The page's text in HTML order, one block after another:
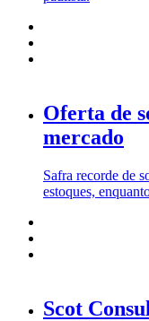
Oferta de
mercado
Safra recorde de
estoques,
Scot